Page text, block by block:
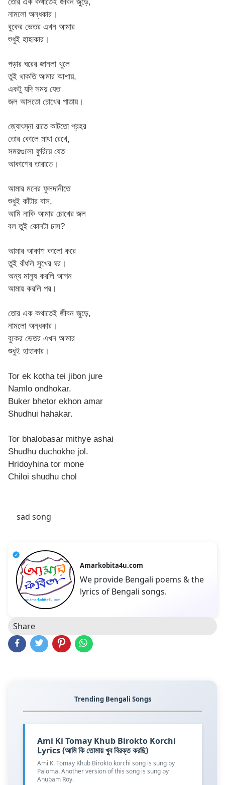
নামলো অন্ধকার।
বুকের ভেতর এখন আমার
শুধুই হাহাকার।
পড়ার ঘরের জানলা খুলে
তুই থাকতি আমার আশায়,
একটু যদি সময় যেত
জল আসতো চোখের পাতায়।
জ্যোৎস্না রাতে কাটতো প্রহর
তোর কোলে মাথা রেখে,
সময়গুলো ফুরিয়ে যেত
আকাশের তারাতে।
আমার মনের ফুলদানীতে
শুধুই কাঁটার বাস,
আমি নাকি আমার চোখের জল
বল তুই কোনটা চাস?
আমার আকাশ কালো করে
তুই বাঁধলি সুখের ঘর।
অন্য মানুষ করলি আপন
আমায় করলি পর।
তোর এক কথাতেই জীবন জুড়ে,
নামলো অন্ধকার।
বুকের ভেতর এখন আমার
শুধুই হাহাকার।
Tor ek kotha tei jibon jure
Namlo ondhokar.
Buker bhetor ekhon amar
Shudhui hahakar.
Tor bhalobasar mithye ashai
Shudhu duchokhe jol.
Hridoyhina tor mone
Chiloi shudhu chol
sad song
Amarkobita4u.com
We provide Bengali poems & the
lyrics of Bengali songs.
Share
Trending Bengali Songs
Ami Ki Tomay Khub Birokto Korchi
Lyrics (আমি কি তোমায় খুব বিরক্ত করছি)
Ami Ki Tomay Khub Birokto korchi song is sung by
Paloma. Another version of this song is sung by
Anupam Roy.